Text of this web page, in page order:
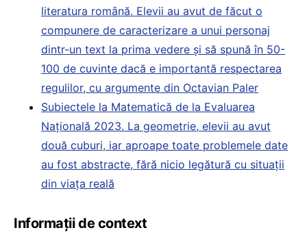
literatura română. Elevii au avut de făcut o
compunere de caracterizare a unui personaj
dintr-un text la prima vedere și să spună în 50-
100 de cuvinte dacă e importantă respectarea
regulilor, cu argumente din Octavian Paler
Subiectele la Matematică de la Evaluarea
Națională 2023. La geometrie, elevii au avut
două cuburi, iar aproape toate problemele date
au fost abstracte, fără nicio legătură cu situații
din viața reală
Informații de context